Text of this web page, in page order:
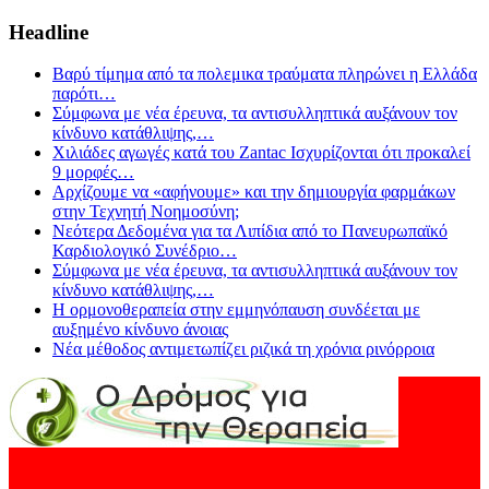
Headline
Βαρύ τίμημα από τα πολεμικα τραύματα πληρώνει η Ελλάδα
παρότι…
Σύμφωνα με νέα έρευνα, τα αντισυλληπτικά αυξάνουν τον
κίνδυνο κατάθλιψης,…
Χιλιάδες αγωγές κατά του Zantac Ισχυρίζονται ότι προκαλεί
9 μορφές…
Αρχίζουμε να «αφήνουμε» και την δημιουργία φαρμάκων
στην Τεχνητή Νοημοσύνη;
Νεότερα Δεδομένα για τα Λιπίδια από το Πανευρωπαϊκό
Καρδιολογικό Συνέδριο…
Σύμφωνα με νέα έρευνα, τα αντισυλληπτικά αυξάνουν τον
κίνδυνο κατάθλιψης,…
Η ορμονοθεραπεία στην εμμηνόπαυση συνδέεται με
αυξημένο κίνδυνο άνοιας
Νέα μέθοδος αντιμετωπίζει ριζικά τη χρόνια ρινόρροια